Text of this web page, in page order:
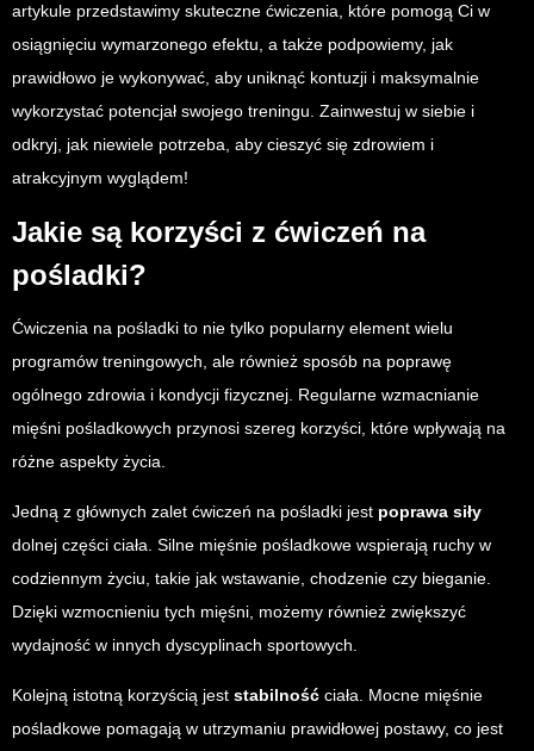
artykule przedstawimy skuteczne ćwiczenia, które pomogą Ci w
osiągnięciu wymarzonego efektu, a także podpowiemy, jak
prawidłowo je wykonywać, aby uniknąć kontuzji i maksymalnie
wykorzystać potencjał swojego treningu. Zainwestuj w siebie i
odkryj, jak niewiele potrzeba, aby cieszyć się zdrowiem i
atrakcyjnym wyglądem!
Jakie są korzyści z ćwiczeń na
pośladki?
Ćwiczenia na pośladki to nie tylko popularny element wielu
programów treningowych, ale również sposób na poprawę
ogólnego zdrowia i kondycji fizycznej. Regularne wzmacnianie
mięśni pośladkowych przynosi szereg korzyści, które wpływają na
różne aspekty życia.
Jedną z głównych zalet ćwiczeń na pośladki jest poprawa siły
dolnej części ciała. Silne mięśnie pośladkowe wspierają ruchy w
codziennym życiu, takie jak wstawanie, chodzenie czy bieganie.
Dzięki wzmocnieniu tych mięśni, możemy również zwiększyć
wydajność w innych dyscyplinach sportowych.
Kolejną istotną korzyścią jest stabilność ciała. Mocne mięśnie
pośladkowe pomagają w utrzymaniu prawidłowej postawy, co jest